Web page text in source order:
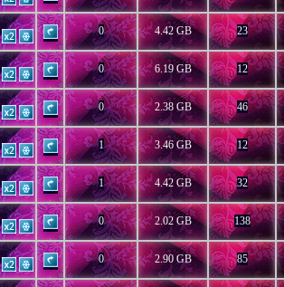
0 4.42 GB 23
0 6.19 GB 12
0 2.38 GB 46
1 3.46 GB 12
1 4.42 GB 32
0 2.02 GB 138
0 2.90 GB 85